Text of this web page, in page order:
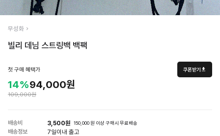
무성화
빌리 데님 스트링백 백팩
첫 구매 혜택가 쿠폰받기
14%94,000원
109,000원
배송비 3,500원 150,000 원 이상 구매시 무료배송
배송정보 7일이내 출고